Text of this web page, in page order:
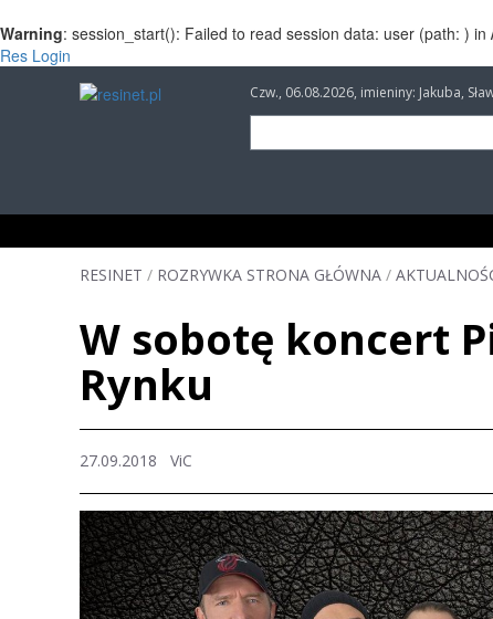
Warning: session_start(): Failed to read session data: user (path: ) in
Res Login
Czw., 06.08.2026, imieniny: Jakuba,
INFORMACJE INWESTYCJE IMPREZY
RESINET / ROZRYWKA STRONA GŁÓWNA /
W sobotę koncert
Rynku
27.09.2018 ViC